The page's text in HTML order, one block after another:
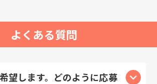
よくある質問
望します。どのように応募